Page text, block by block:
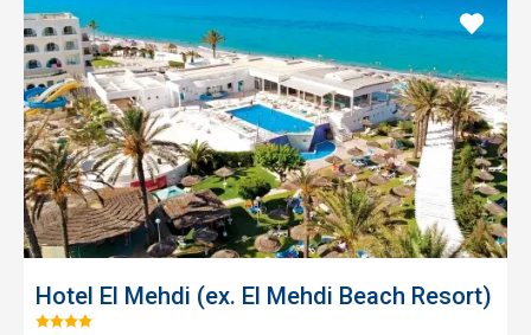
Hotel El Mehdi (ex. El Mehdi Beach Resort)
Hodnotenie:
Pridať
do